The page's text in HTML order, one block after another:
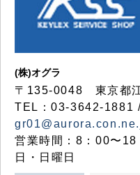
(株)オグラ
〒135-0048 東京都
TEL：03-3642-1881
営業時間：8：00〜
日・日曜日